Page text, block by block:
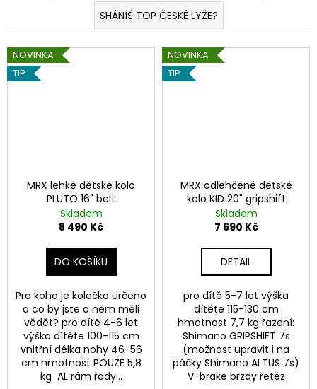
SHÁNÍŠ TOP ČESKÉ LYŽE?
NOVINKA
TIP
MRX lehké dětské kolo
PLUTO 16" belt
Skladem
8 490 Kč
DO KOŠÍKU
Pro koho je kolečko určeno
a co by jste o něm měli
vědět? pro dítě 4-6 let
výška dítěte 100-115 cm
vnitřní délka nohy 46-56
cm hmotnost POUZE 5,8
kg AL rám řady...
NOVINKA
TIP
MRX odlehčené dětské
kolo KID 20" gripshift
Skladem
7 690 Kč
DETAIL
pro dítě 5-7 let výška
dítěte 115-130 cm
hmotnost 7,7 kg řazení:
Shimano GRIPSHIFT 7s
(možnost upravit i na
páčky Shimano ALTUS 7s)
V-brake brzdy řetěz
j
í
t
r
u
e